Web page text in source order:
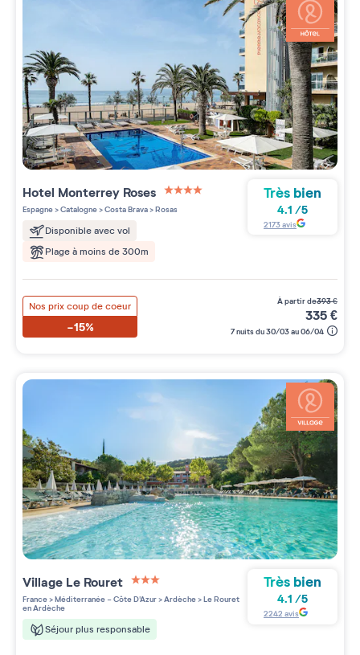
Hotel Monterrey Roses
4 étoiles sur 5
Espagne>Catalogne>Costa Brava>Rosas
Disponible avec vol
Plage à moins de 300m
Très bien
4.1 /5
2173avis
Nos prix coup de coeur
-15%
à partir de393€
335€
7 nuits du 30/03 au 06/04
Village Le Rouret
3 étoiles sur 5
France>Méditerranée - Côte D'Azur>Ardèche>Le Rouret
en Ardèche
Séjour plus responsable
Très bien
4.1 /5
2242 avis